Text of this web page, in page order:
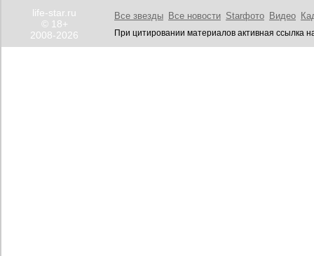
life-star.ru
© 18+
2008-2026
Все звезды Все новости Starфото Видео
При цитировании материалов активная ссылка